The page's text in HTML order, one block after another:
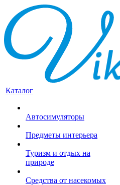
Каталог
Автосимуляторы
Предметы интерьера
Туризм и отдых на
природе
Средства от насекомых